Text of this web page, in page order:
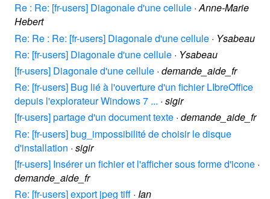
Re : Re: [fr-users] Diagonale d'une cellule ·Anne-Marie
Hebert
Re: Re : Re: [fr-users] Diagonale d'une cellule · Ysabeau
Re: [fr-users] Diagonale d'une cellule · Ysabeau
[fr-users] Diagonale d'une cellule · demande_aide_fr
Re: [fr-users] Bug lié à l'ouverture d'un fichier LIbreOffice
depuis l'explorateur Windows 7 ... · sigir
[fr-users] partage d'un document texte · demande_aide_fr
Re: [fr-users] bug_impossibilité de choisir le disque
d'installation · sigir
[fr-users] Insérer un fichier et l'afficher sous forme d'icone ·
demande_aide_fr
Re: [fr-users] export jpeg tiff · Ian